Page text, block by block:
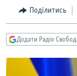
пошукуКУЛЬТУРА
СПОРТ
КРИМ.РЕАЛІЇ
ТИ ЯК?
КИТАЙ.ВИКЛИКИ
Поділитись
Додати Радіо